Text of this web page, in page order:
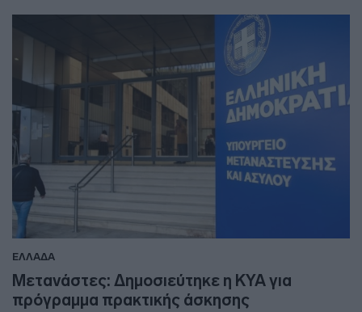
ΕΛΛΑΔΑ
Μετανάστες: Δημοσιεύτηκε η ΚΥΑ για
πρόγραμμα πρακτικής άσκησης